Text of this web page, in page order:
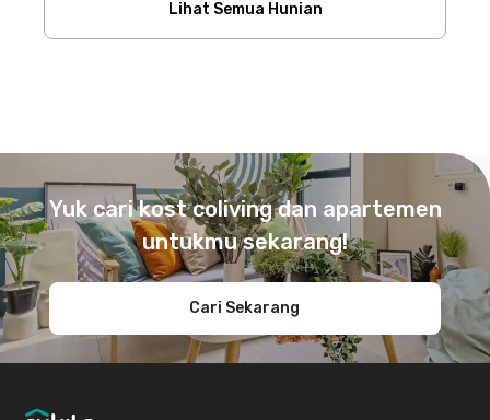
Lihat Semua Hunian
Yuk cari kost coliving dan apartemen
untukmu sekarang!
Cari Sekarang